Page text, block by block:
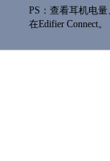
PS：查看耳机电
在Edifier Connect。